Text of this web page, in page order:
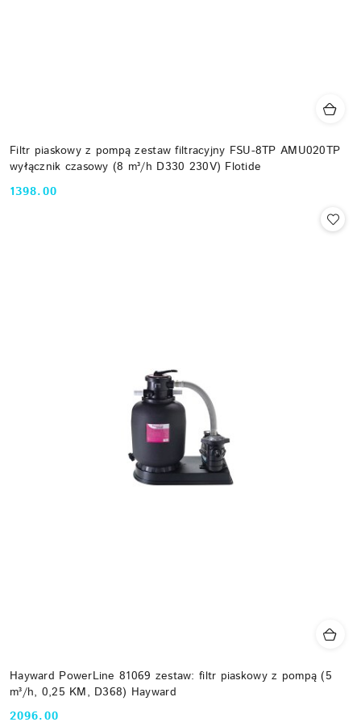
Filtr piaskowy z pompą zestaw filtracyjny FSU-8TP AMU020TP
wyłącznik czasowy (8 m³/h D330 230V) Flotide
Cena:
1398.00
Hayward PowerLine 81069 zestaw: filtr piaskowy z pompą (5
m³/h, 0,25 KM, D368) Hayward
2096.00